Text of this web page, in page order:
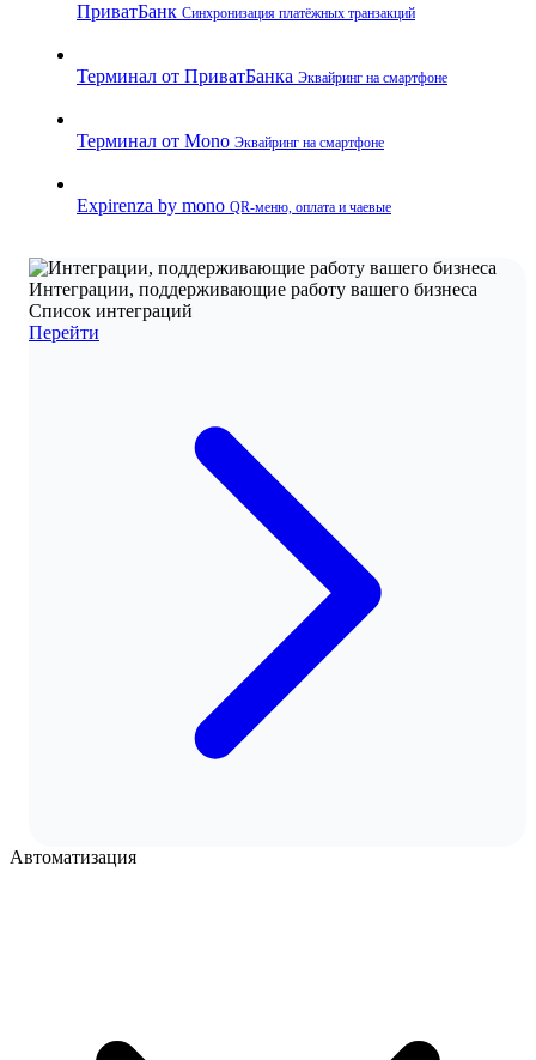
ПриватБанк Синхронизация платёжных транзакций
Терминал от ПриватБанка Эквайринг на смартфоне
Терминал от Mono Эквайринг на смартфоне
Expirenza by mono QR‑меню, оплата и чаевые
Интеграции, поддерживающие работу вашего бизнеса
Список интеграций
Перейти
Автоматизация